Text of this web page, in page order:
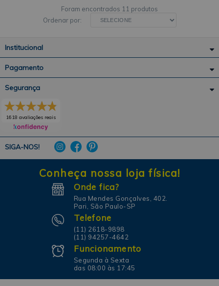
11 produtos
Ordenar por:
Institucional
Pagamento
SIGA-NOS!
Segurança
1618 avaliações reais
Conheça nossa loja física!
Onde fica?
Rua Mendes Gonçalves, 402.
Pari, São Paulo-SP
Telefone
(11) 2618-9898
(11) 94257-4642
Funcionamento
Segunda à Sexta
das 08:00 às 17:45